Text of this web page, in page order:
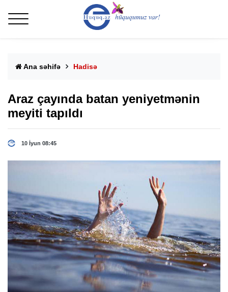
Ana səhifə Hadisə
Araz çayında batan yeniyetmənin
meyiti tapıldı
10 İyun 08:45